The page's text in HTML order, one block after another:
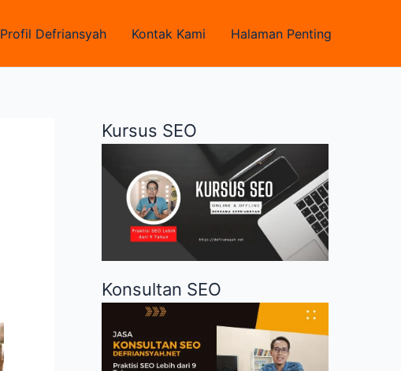
Profil Defriansyah Kontak Kami Halaman Penting
Kursus SEO
Konsultan SEO